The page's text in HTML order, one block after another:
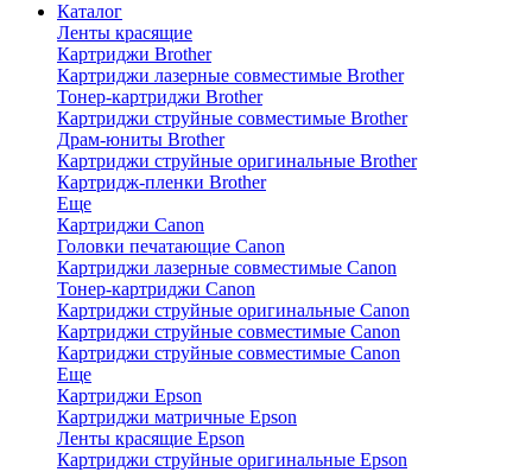
Каталог
Ленты красящие
Картриджи Brother
Картриджи лазерные совместимые Brother
Тонер-картриджи Brother
Картриджи струйные совместимые Brother
Драм-юниты Brother
Картриджи струйные оригинальные Brother
Картридж-пленки Brother
Еще
Картриджи Canon
Головки печатающие Canon
Картриджи лазерные совместимые Canon
Тонер-картриджи Canon
Картриджи струйные оригинальные Canon
Картриджи струйные совместимые Canon
Картриджи струйные совместимые Canon
Еще
Картриджи Epson
Картриджи матричные Epson
Ленты красящие Epson
Картриджи струйные оригинальные Epson